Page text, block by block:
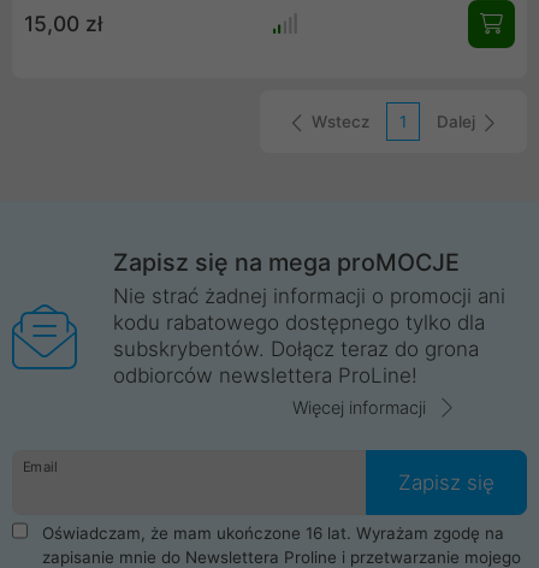
gwarantuje perfekcyjne dopasowanie i niezawodność
15,00 zł
Wstecz 1 Dalej
Zapisz się na mega proMOCJE
Nie strać żadnej informacji o promocji ani
kodu rabatowego dostępnego tylko dla
subskrybentów. Dołącz teraz do grona
odbiorców newslettera ProLine!
Więcej informacji
Email
Zapisz się
Oświadczam, że mam ukończone 16 lat. Wyrażam zgodę na
zapisanie mnie do Newslettera Proline i przetwarzanie mojego